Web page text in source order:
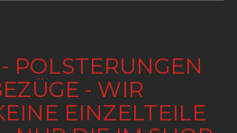
POLSTERUNGEN
- WIR
EINZELTEILE